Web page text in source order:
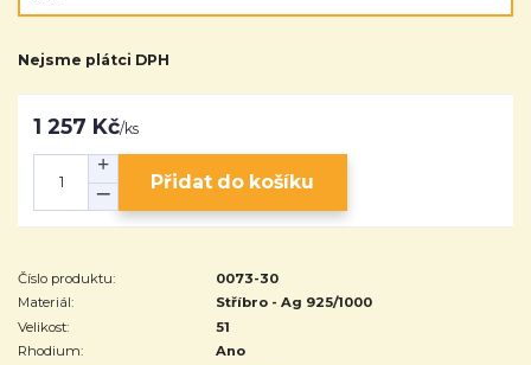
Nejsme plátci DPH
1 257 Kč/ks
Přidat do košíku
Číslo produktu:
0073-30
Materiál:
Stříbro - Ag 925/1000
Velikost:
51
Rhodium:
Ano